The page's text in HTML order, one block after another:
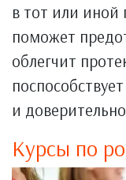
в тот или иной
поможет
облегчит
и
Курсы по